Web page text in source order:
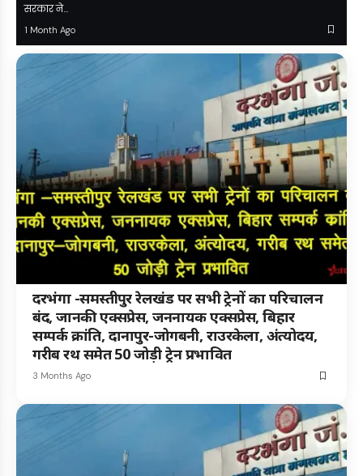
सरकार ने…
1 Month Ago
दरभंगा -समस्तीपुर रेलखंड पर सभी ट्रेनों का परिचालन
बंद, जानकी एक्सप्रेस, जननायक एक्सप्रेस, बिहार
सम्पर्क क्रांति, दानापुर-जोगबनी, राउरकेला, अंत्योदय,
गरीब रथ समेत 50 जोड़ी ट्रेन प्रभावित
3 Months Ago